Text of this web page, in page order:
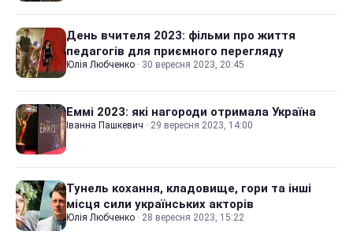
День вчителя 2023: фільми про життя
педагогів для приємного перегляду
Юлія Любченко · 30 вересня 2023, 20:45
Еммі 2023: які нагороди отримала Україна
Іванна Пашкевич · 29 вересня 2023, 14:00
Тунель кохання, кладовище, гори та інші
місця сили українських акторів
Юлія Любченко · 28 вересня 2023, 15:22